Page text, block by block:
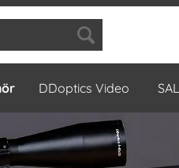
DDoptics Video